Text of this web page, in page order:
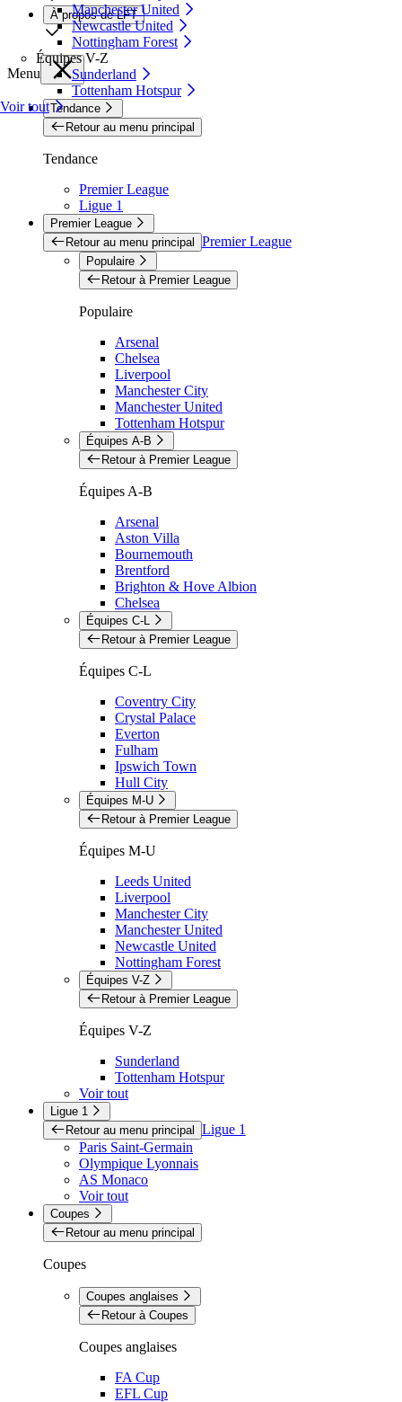
Manchester United
Newcastle United
Nottingham Forest
Équipes V-Z
Sunderland
Tottenham Hotspur
Voir tout
À propos de LFT
Menu
Tendance
Retour au menu principal
Tendance
Premier League
Ligue 1
Premier League
Retour au menu principal Premier League
Populaire
Retour à Premier League
Populaire
Arsenal
Chelsea
Liverpool
Manchester City
Manchester United
Tottenham Hotspur
Équipes A-B
Retour à Premier League
Équipes A-B
Arsenal
Aston Villa
Bournemouth
Brentford
Brighton & Hove Albion
Chelsea
Équipes C-L
Retour à Premier League
Équipes C-L
Coventry City
Crystal Palace
Everton
Fulham
Ipswich Town
Hull City
Équipes M-U
Retour à Premier League
Équipes M-U
Leeds United
Liverpool
Manchester City
Manchester United
Newcastle United
Nottingham Forest
Équipes V-Z
Retour à Premier League
Équipes V-Z
Sunderland
Tottenham Hotspur
Voir tout
Ligue 1
Retour au menu principal Ligue 1
Paris Saint-Germain
Olympique Lyonnais
AS Monaco
Voir tout
Coupes
Retour au menu principal
Coupes
Coupes anglaises
Retour à Coupes
Coupes anglaises
FA Cup
EFL Cup